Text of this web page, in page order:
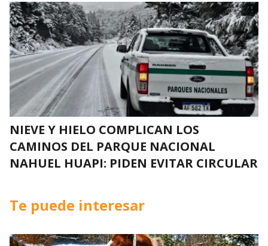
NIEVE Y HIELO COMPLICAN LOS
CAMINOS DEL PARQUE NACIONAL
NAHUEL HUAPI: PIDEN EVITAR CIRCULAR
Te puede interesar